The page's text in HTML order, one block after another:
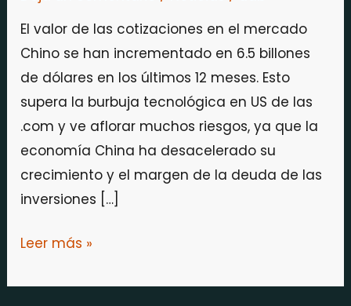
El valor de las cotizaciones en el mercado
Chino se han incrementado en 6.5 billones
de dólares en los últimos 12 meses. Esto
supera la burbuja tecnológica en US de las
.com y ve aflorar muchos riesgos, ya que la
economía China ha desacelerado su
crecimiento y el margen de la deuda de las
inversiones […]
creciendo.
Leer más »